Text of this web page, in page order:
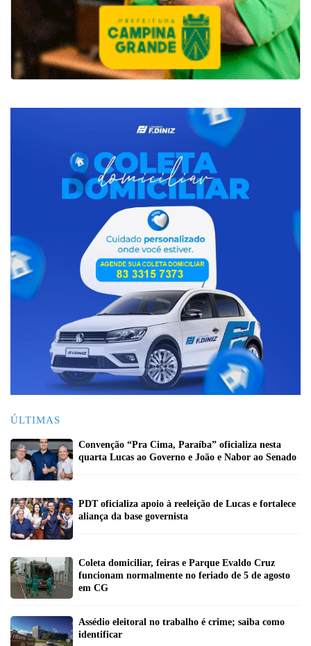
ÚLTIMAS
Convenção “Pra Cima, Paraíba” oficializa nesta
quarta Lucas ao Governo e João e Nabor ao Senado
PDT oficializa apoio à reeleição de Lucas e fortalece
aliança da base governista
Coleta domiciliar, feiras e Parque Evaldo Cruz
funcionam normalmente no feriado de 5 de agosto
em CG
Assédio eleitoral no trabalho é crime; saiba como
identificar